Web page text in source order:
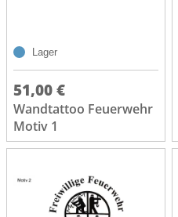
Lager
51,00 €
Wandtattoo Feuerwehr
Motiv 1